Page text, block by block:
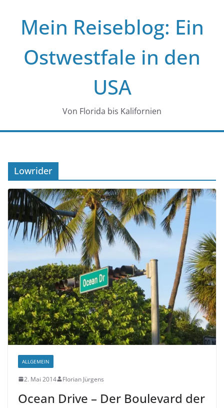
springenMein Reiseblog: Ein
Ostwestfale in den
USA
Von Florida bis Kalifornien
Lowrider
ALLGEMEIN
2. Mai 2014 Florian Jürgens
Ocean Drive – Der Boulevard der